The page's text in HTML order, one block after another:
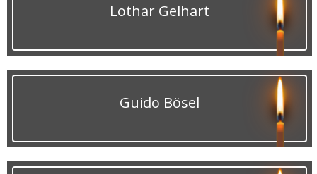
Lothar Gelhart
Guido Bösel